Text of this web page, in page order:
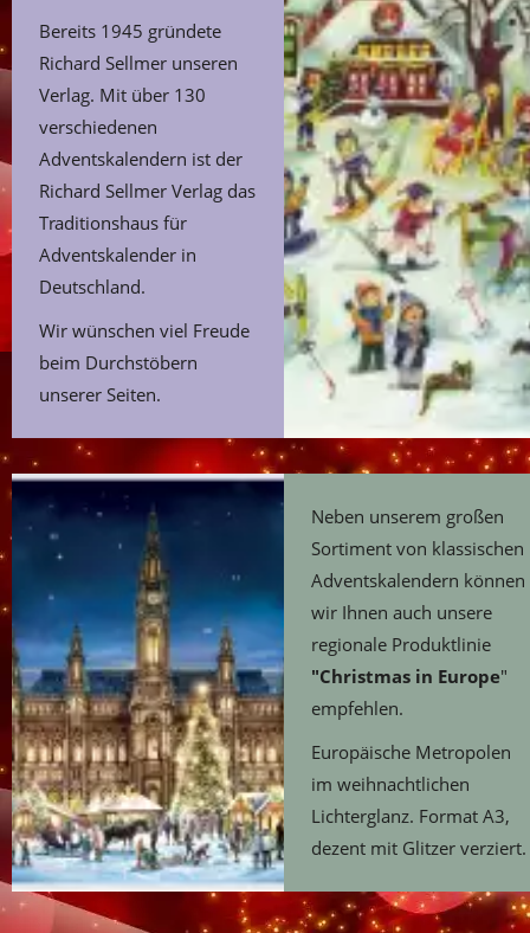
Bereits 1945 gründete
Richard Sellmer unseren
Verlag. Mit über 130
verschiedenen
Adventskalendern ist der
Richard Sellmer Verlag das
Traditionshaus für
Adventskalender in
Deutschland.
Wir wünschen viel Freude
beim Durchstöbern
unserer Seiten.
Neben unserem großen
Sortiment von klassischen
Adventskalendern können
wir Ihnen auch unsere
regionale Produktlinie
"Christmas in Europe"
empfehlen.
Europäische Metropolen
im weihnachtlichen
Lichterglanz. Format A3,
dezent mit Glitzer verziert.